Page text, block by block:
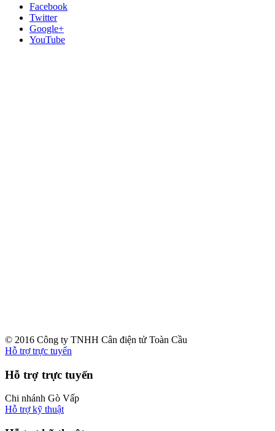
Facebook
Twitter
Google+
YouTube
© 2016 Công ty TNHH Cân điện tử Toàn Cầu
Hỗ trợ trực tuyến
Hỗ trợ trực tuyến
Chi nhánh Gò Vấp
Hỗ trợ kỹ thuật